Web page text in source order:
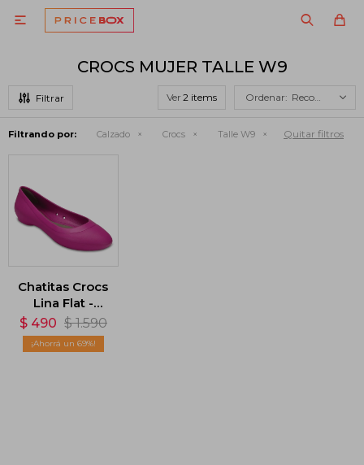

CROCS MUJER TALLE W9
Ver Recomendados
Filtrando por: Calzado Crocs Talle W9 Quitar filtros
Chatitas Crocs
Lina Flat -
Violeta
$ 490 $ 1.590
69